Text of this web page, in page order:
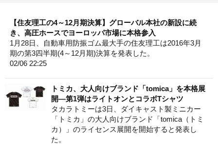
【住友理工の4～12月期決算】グローバル本社の新設に続
き、高圧ホースでヨーロッパ市場に本格参入
1月28日、自動車用防振ゴム最大手の住友理工は2016年3月
期の第3四半期(4～12月期)決算を発表した。
02/06 22:25
トミカ、大人向けブランド「tomica」を本格展
開―第1弾はライトオンとコラボTシャツ
タカラトミーは3日、ダイキャスト製ミニカー
「トミカ」の大人向けブランド「tomica（トミ
カ）」のライセンス展開を開始すると発表し
た。